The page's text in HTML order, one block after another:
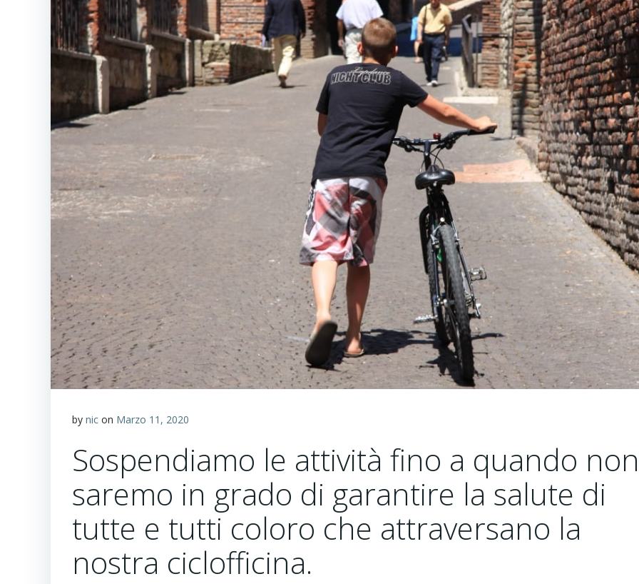
by nic on Marzo 11, 2020
Sospendiamo le attività fino a quando non
saremo in grado di garantire la salute di
tutte e tutti coloro che attraversano la
nostra ciclofficina.